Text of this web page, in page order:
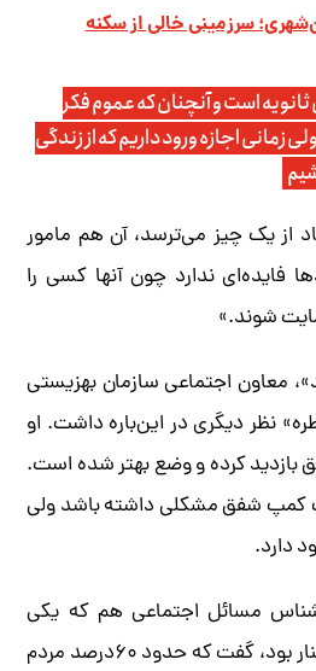
سرزمینی خالی از سکنه
است و آنچنان که عموم فکر
اجازه ورود داریم که از زندگی
از یک چیز می‌ترسد، آن هم مامور
فایده‌ای ندارد چون آنها کسی را
شوند.»
معاون اجتماعی سازمان بهزیستی
نظر دیگری در این‌باره داشت. او
بازدید کرده و وضع بهتر شده است.
شفق مشکلی داشته باشد ولی
دارد.
مسائل اجتماعی هم که یکی
دیگر از سخنرانان این سمینار بود، گفت که حدود ۶۰‌درصد مردم